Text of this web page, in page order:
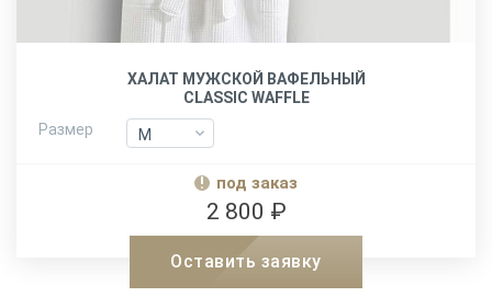
ХАЛАТ МУЖСКОЙ ВАФЕЛЬНЫЙ
CLASSIC WAFFLE
Размер
M
M
под заказ
2 800 ₽
Оставить заявку